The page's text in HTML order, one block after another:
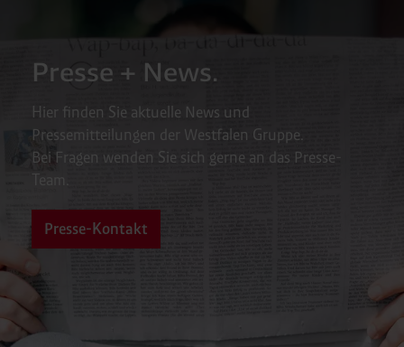
Presse + News.
Hier finden Sie aktuelle News und
Pressemitteilungen der Westfalen Gruppe.
Bei Fragen wenden Sie sich gerne an das Presse-
Team.
Presse-Kontakt